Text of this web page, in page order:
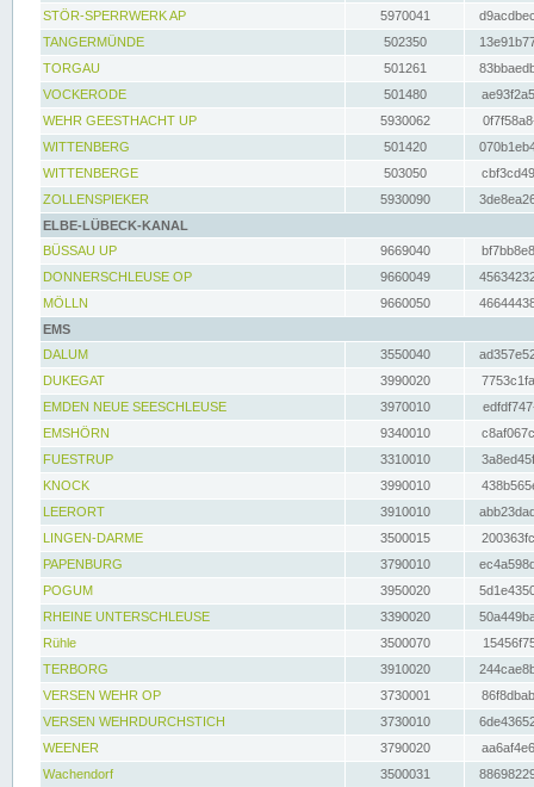
STÖR-SPERRWERK AP 5970041
TANGERMÜNDE
502350
TORGAU
501261
VOCKERODE
501480
WEHR GEESTHACHT UP
5930062
WITTENBERG
501420
WITTENBERGE
503050
ZOLLENSPIEKER
5930090
ELBE-LÜBECK-KANAL
BÜSSAU UP
9669040
DONNERSCHLEUSE OP
9660049
MÖLLN
9660050
EMS
DALUM
3550040
DUKEGAT
3990020
EMDEN NEUE SEESCHLEUSE
3970010
EMSHÖRN
9340010
FUESTRUP
3310010
KNOCK
3990010
LEERORT
3910010
LINGEN-DARME
3500015
PAPENBURG
3790010
POGUM
3950020
RHEINE UNTERSCHLEUSE
3390020
Rühle
3500070
TERBORG
3910020
VERSEN WEHR OP
3730001
VERSEN WEHRDURCHSTICH
3730010
WEENER
3790020
Wachendorf
3500031